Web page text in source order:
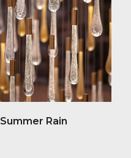
Summer Rain